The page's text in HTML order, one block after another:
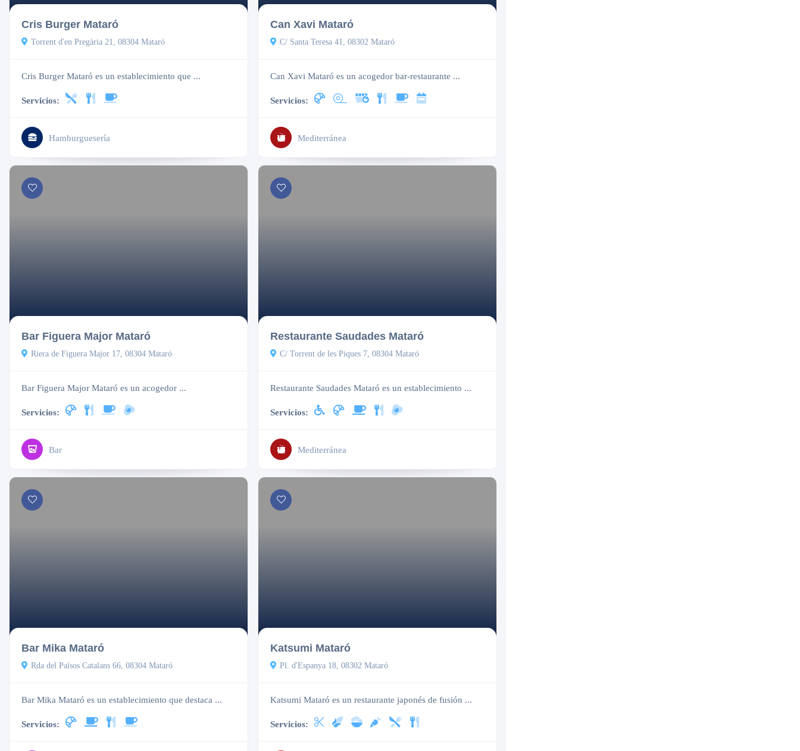
Cris Burger Mataró
Torrent d'en Pregària 21, 08304 Mataró
Cris Burger Mataró es un establecimiento que ...
Servicios:
Hamburguesería
Can Xavi Mataró
C/ Santa Teresa 41, 08302 Mataró
Can Xavi Mataró es un acogedor bar-restaurante ...
Servicios:
Mediterránea
Bar Figuera Major Mataró
Riera de Figuera Major 17, 08304 Mataró
Bar Figuera Major Mataró es un acogedor ...
Servicios:
Bar
Restaurante Saudades Mataró
C/ Torrent de les Piques 7, 08304 Mataró
Restaurante Saudades Mataró es un establecimiento ...
Servicios:
Mediterránea
Bar Mika Mataró
Rda del Països Catalans 66, 08304 Mataró
Bar Mika Mataró es un establecimiento que destaca ...
Servicios:
Katsumi Mataró
Pl. d'Espanya 18, 08302 Mataró
Katsumi Mataró es un restaurante japonés de fusión ...
Servicios: